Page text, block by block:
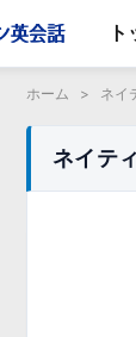
ホーム > ネイ
ネイテ